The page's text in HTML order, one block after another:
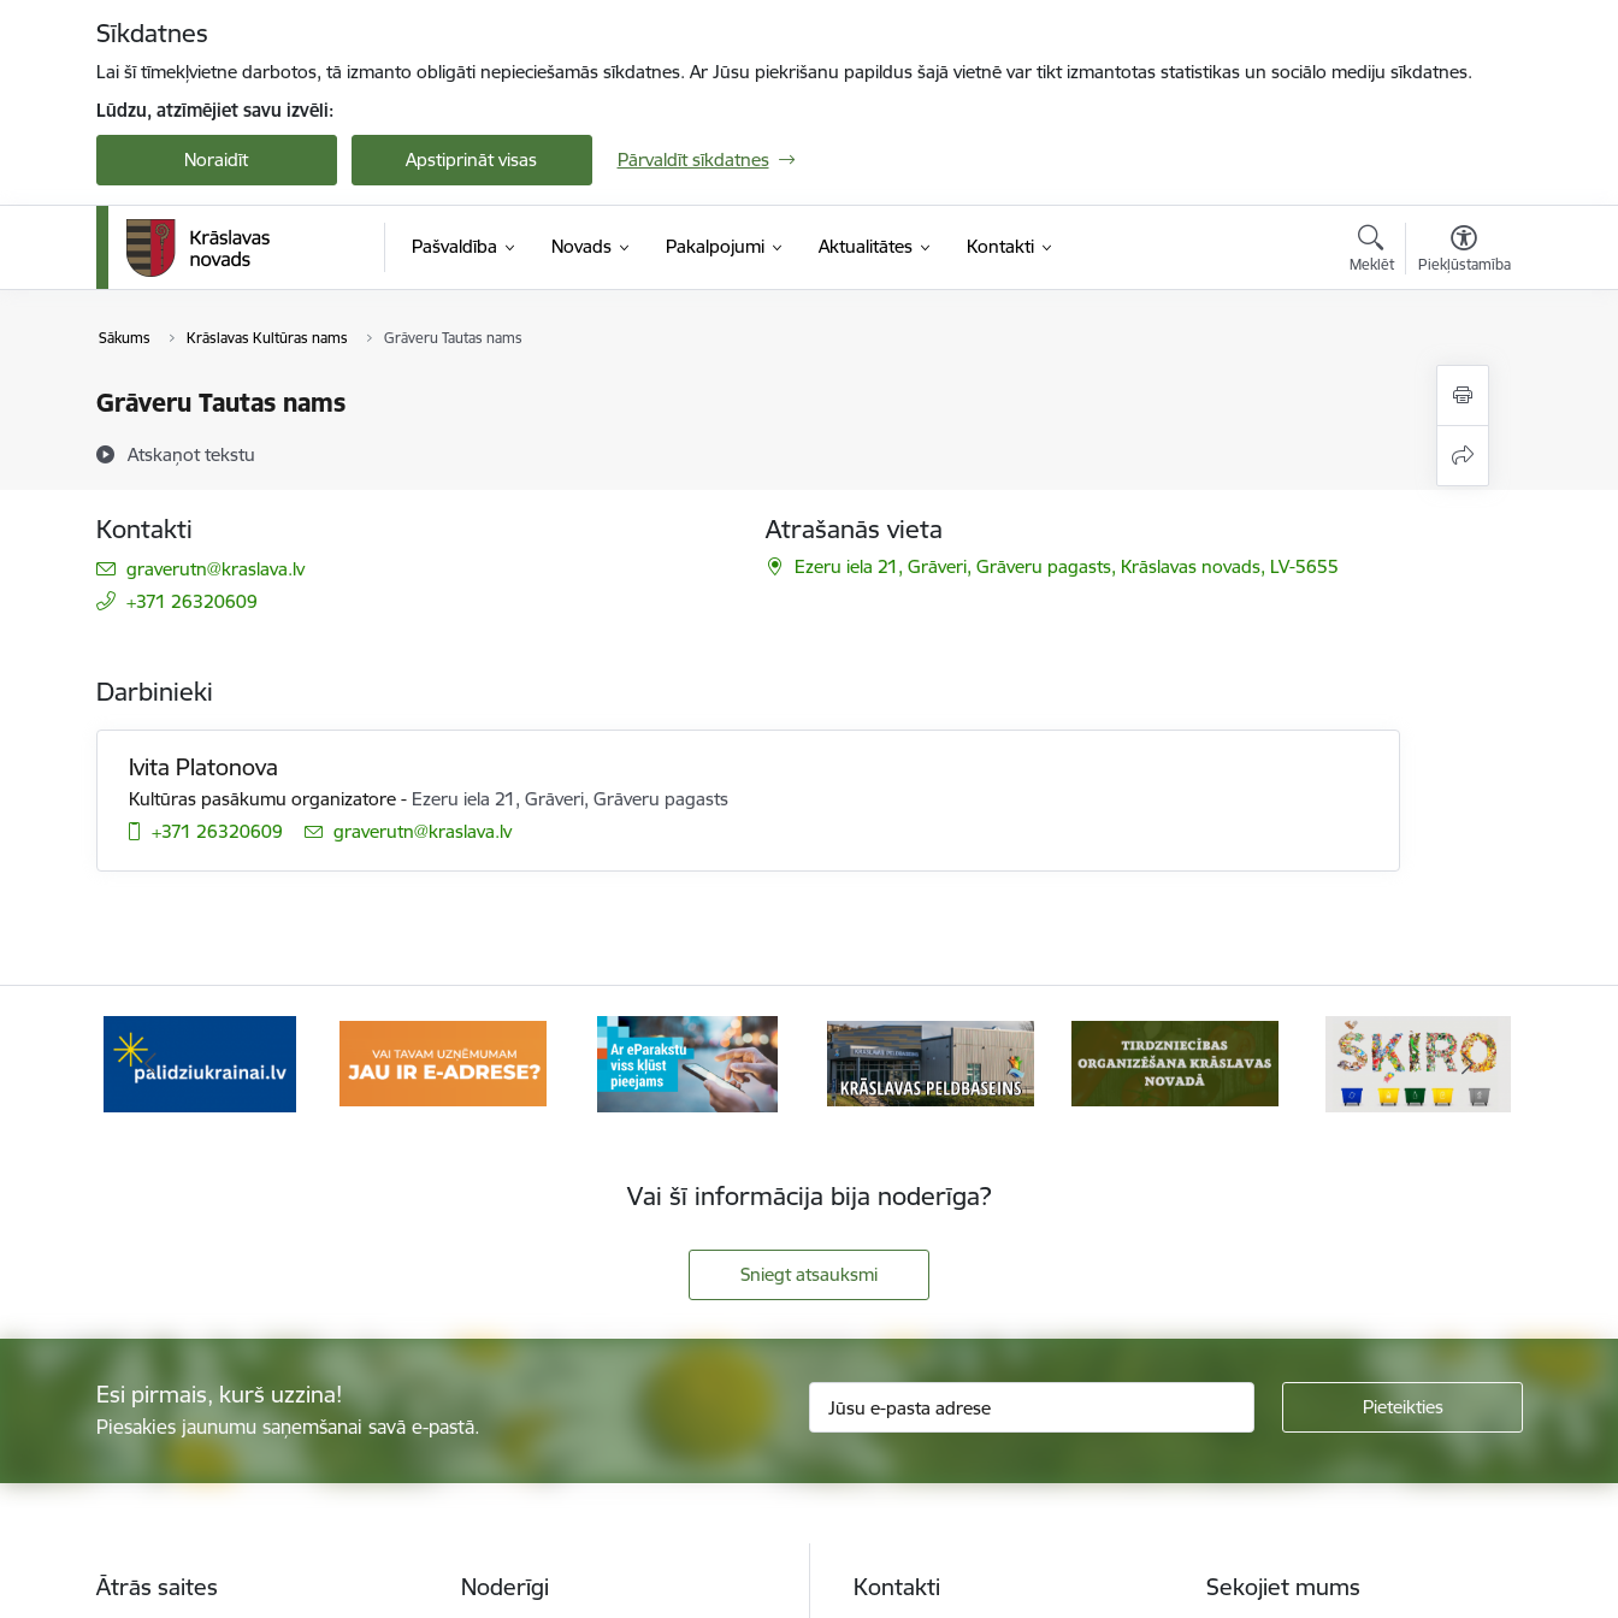
Sīkdatnes
Lai šī tīmekļvietne darbotos, tā izmanto obligāti nepieciešamās sīkdatnes. Ar Jūsu piekrišanu papildus šajā vietnē var tikt izmantotas statistikas un sociālo mediju sīkdatnes.
Lūdzu, atzīmējiet savu izvēli:
Noraidīt Apstiprināt visas Pārvaldīt sīkdatnes
Pašvaldība Novads Pakalpojumi Aktualitātes Kontakti
Meklēt Piekļūstamība
Sākums Krāslavas Kultūras nams Grāveru Tautas nams
Grāveru Tautas nams
Atskaņot tekstu
Kontakti
E-pasts:
graverutn@kraslava.lv
+371 26320609
Atrašanās vieta
Ezeru iela 21, Grāveri, Grāveru pagasts, Krāslavas novads, LV-5655
Darbinieki
Ivita Platonova
Kultūras pasākumu organizatore - Ezeru iela 21, Grāveri, Grāveru pagasts
+371 26320609
E-pasts:
graverutn@kraslava.lv
Vai šī informācija bija noderīga?
Sniegt atsauksmi
Esi pirmais, kurš uzzina!
Piesakies jaunumu saņemšanai savā e-pastā.
Ātrās saites Noderīgi Kontakti Sekojiet mums